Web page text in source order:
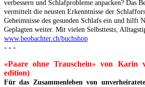
verbessern und Schlafprobleme anpacken? Das
vermittelt die neusten Erkenntnisse der
Geheimnisse des gesunden Schlafs ein und hilft
Geplagten weiter. Mit vielen Selbsttests,
www.beobachter.ch/buchshop
- - -
«Paare ohne Trauschein» von Karin
edition)
Für das Zusammenleben von